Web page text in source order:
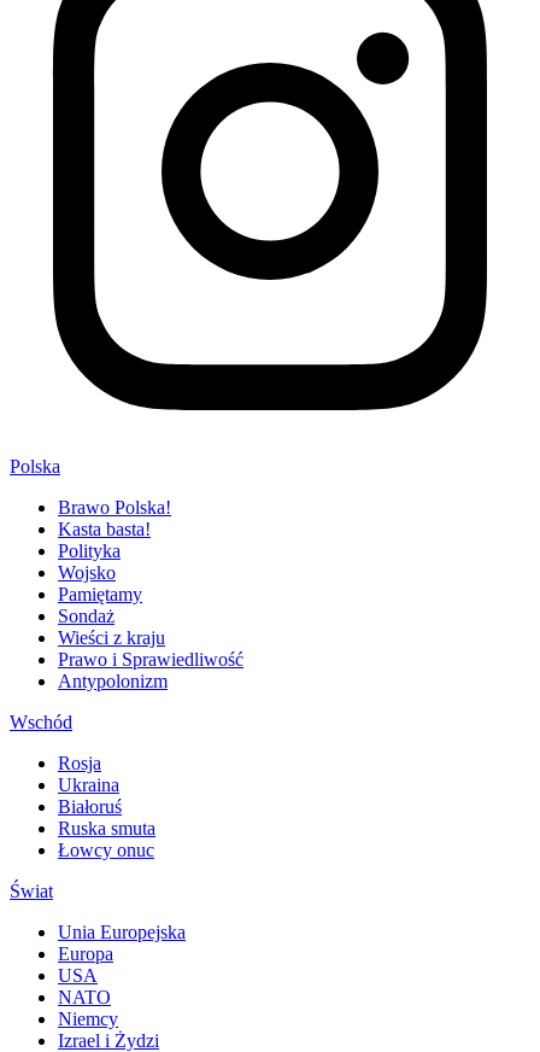
Polska
Brawo Polska!
Kasta basta!
Polityka
Wojsko
Pamiętamy
Sondaż
Wieści z kraju
Prawo i Sprawiedliwość
Antypolonizm
Wschód
Rosja
Ukraina
Białoruś
Ruska smuta
Łowcy onuc
Świat
Unia Europejska
Europa
USA
NATO
Niemcy
Izrael i Żydzi